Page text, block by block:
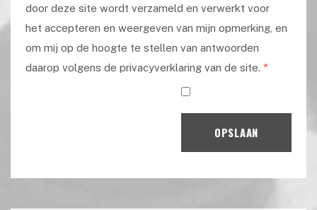
door deze site wordt verzameld en verwerkt voor
het accepteren en weergeven van mijn opmerking, en
om mij op de hoogte te stellen van antwoorden
daarop volgens de privacyverklaring van de site. *
OPSLAAN